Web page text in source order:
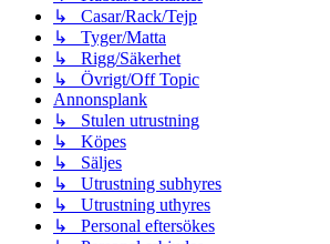
↳ Casar/Rack/Tejp
↳ Tyger/Matta
↳ Rigg/Säkerhet
↳ Övrigt/Off Topic
Annonsplank
↳ Stulen utrustning
↳ Köpes
↳ Säljes
↳ Utrustning subhyres
↳ Utrustning uthyres
↳ Personal eftersökes